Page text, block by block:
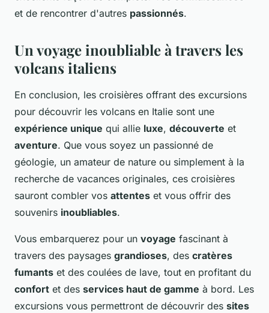
et de rencontrer d'autres passionnés.
Un voyage inoubliable à travers les
volcans italiens
En conclusion, les croisières offrant des excursions
pour découvrir les volcans en Italie sont une
expérience unique qui allie luxe, découverte et
aventure. Que vous soyez un passionné de
géologie, un amateur de nature ou simplement à la
recherche de vacances originales, ces croisières
sauront combler vos attentes et vous offrir des
souvenirs inoubliables.
Vous embarquerez pour un voyage fascinant à
travers des paysages grandioses, des cratères
fumants et des coulées de lave, tout en profitant du
confort et des services haut de gamme à bord. Les
excursions vous permettront de découvrir des sites